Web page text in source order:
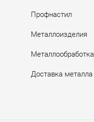
Профнастил
Металлоизделия
Металлообработка
Доставка металла